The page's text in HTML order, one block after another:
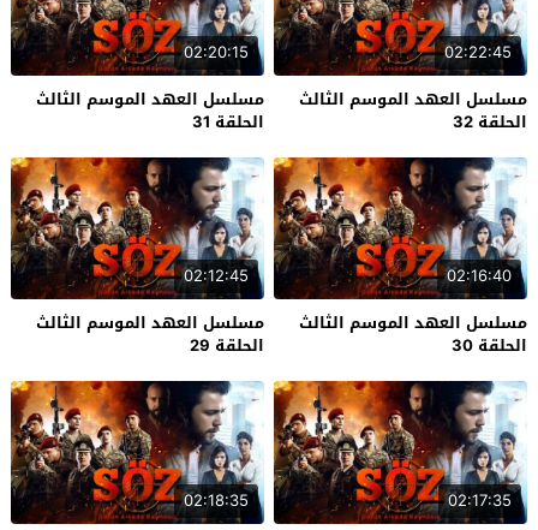
02:22:45
مسلسل العهد الموسم الثالث
الحلقة 32
02:20:15
مسلسل العهد الموسم الثالث
الحلقة 31
02:16:40
مسلسل العهد الموسم الثالث
الحلقة 30
02:12:45
مسلسل العهد الموسم الثالث
الحلقة 29
02:17:35
02:18:35